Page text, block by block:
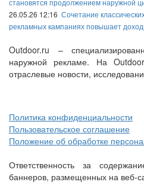
становятся продолжением наружной
26.05.26 12:16 Сочетание
рекламных кампаниях повышает
Outdoor.ru –
наружной рекламе. На
отраслевые новости,
Политика конфиденциальности
Пользовательское соглашение
Положение об обработке
Ответственность за
баннеров, размещенных на веб-